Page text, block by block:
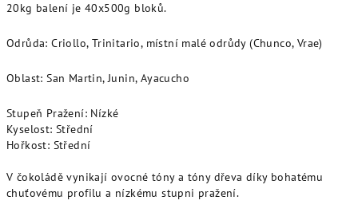
20kg balení je 40x500g bloků.
Odrůda: Criollo, Trinitario, místní malé odrůdy (Chunco, Vrae)
Oblast: San Martin, Junin, Ayacucho
Stupeň Pražení: Nízké
Kyselost: Střední
Hořkost: Střední
V čokoládě vynikají ovocné tóny a tóny dřeva díky bohatému
chuťovému profilu a nízkému stupni pražení.